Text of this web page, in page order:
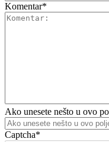
Komentar*
Ako unesete nešto u ovo
Captcha*